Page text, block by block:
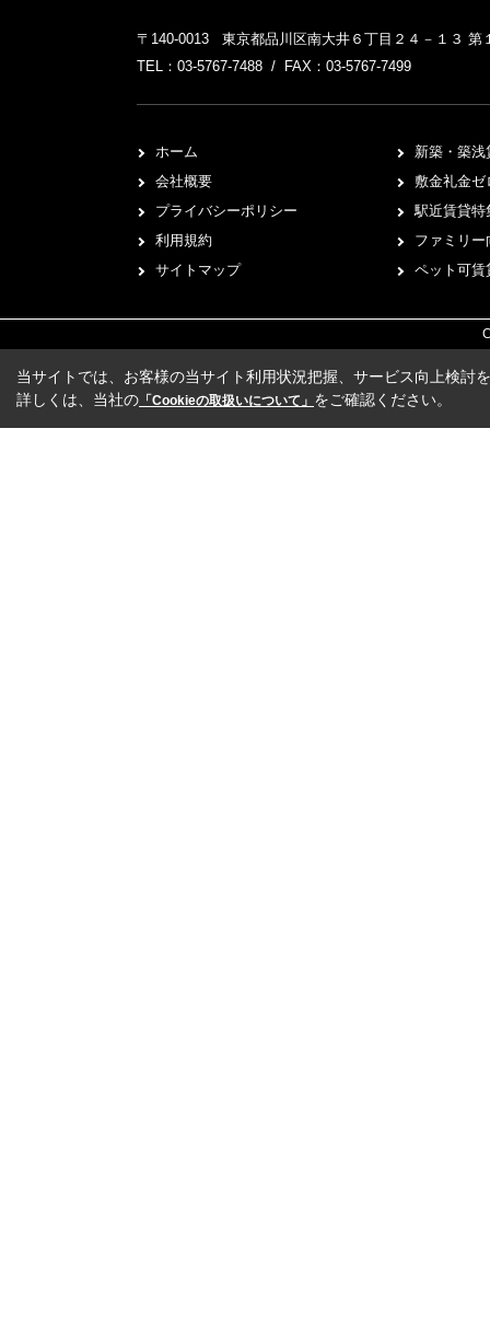
〒140-0013 東京都品川区南大井６丁目２４－１３ 第
TEL：03-5767-7488 / FAX：03-5767-7499
ホーム
会社概要
プライバシーポリシー
利用規約
サイトマップ
新築・築浅
敷金礼金ゼ
駅近賃貸特
ファミリ
ペット可賃
当サイトでは、お客様の当サイト利用状況把握、サービス向上検討
詳しくは、当社の 「Cookieの取扱いについて」 をご確認ください。